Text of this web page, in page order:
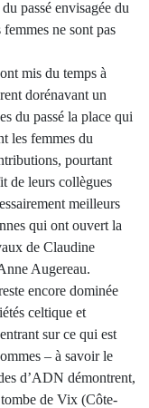
passé envisagée du
ne sont pas
mis du temps à
dorénavant un
du passé la place qui
les femmes du
pourtant
de leurs collègues
meilleurs
qui ont ouvert la
de Claudine
Augereau.
encore dominée
celtique et
sur ce qui est
– à savoir le
d’ADN démontrent,
de Vix (Côte-